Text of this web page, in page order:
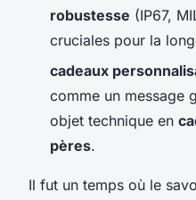
robustesse (IP67,
cruciales pour la
cadeaux
comme un message
objet technique en
pères.
Il fut un temps où le